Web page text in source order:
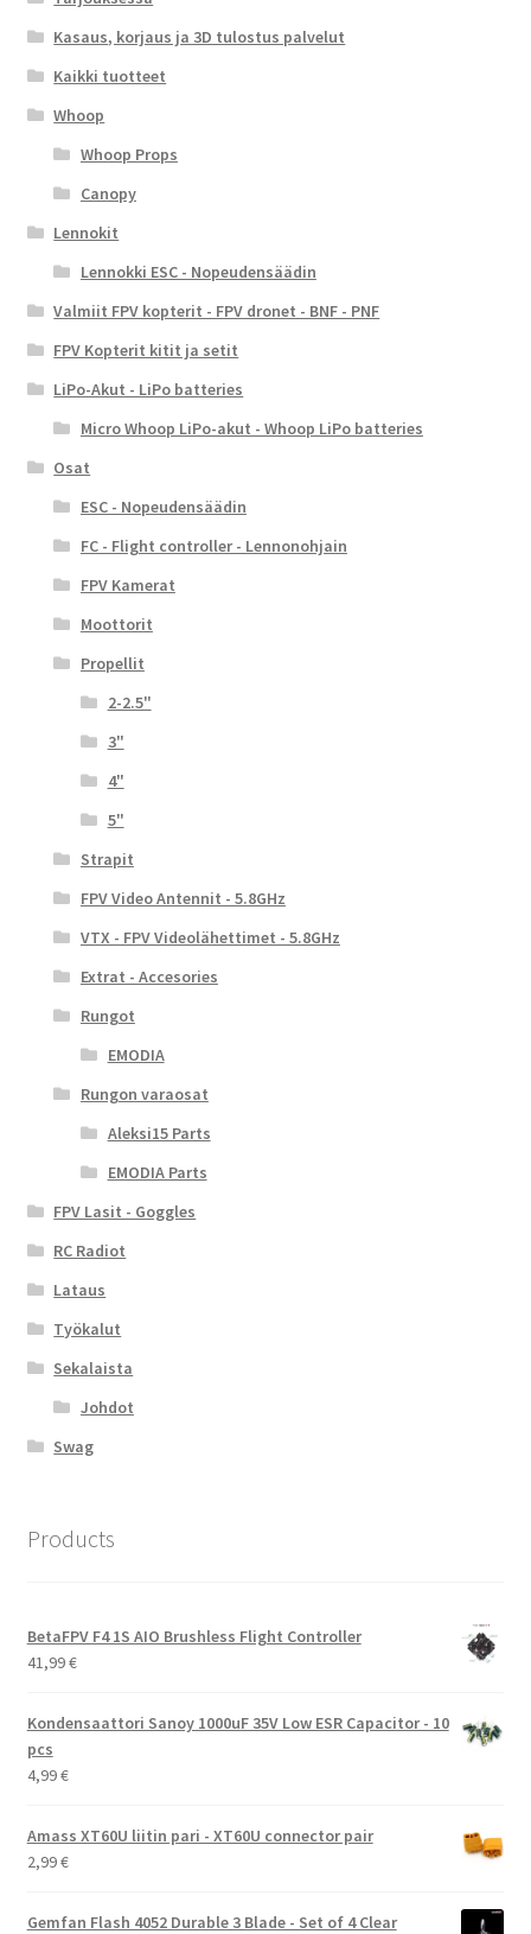
Kasaus, korjaus ja 3D tulostus palvelut
Kaikki tuotteet
Whoop
Whoop Props
Canopy
Lennokit
Lennokki ESC - Nopeudensäädin
Valmiit FPV kopterit - FPV dronet - BNF - PNF
FPV Kopterit kitit ja setit
LiPo-Akut - LiPo batteries
Micro Whoop LiPo-akut - Whoop LiPo batteries
Osat
ESC - Nopeudensäädin
FC - Flight controller - Lennonohjain
FPV Kamerat
Moottorit
Propellit
2-2.5"
3"
4"
5"
Strapit
FPV Video Antennit - 5.8GHz
VTX - FPV Videolähettimet - 5.8GHz
Extrat - Accesories
Rungot
EMODIA
Rungon varaosat
Aleksi15 Parts
EMODIA Parts
FPV Lasit - Goggles
RC Radiot
Lataus
Työkalut
Sekalaista
Johdot
Swag
Products
BetaFPV F4 1S AIO Brushless Flight Controller
41,99€
Kondensaattori Sanoy 1000uF 35V Low ESR Capacitor - 10
pcs
4,99€
Amass XT60U liitin pari - XT60U connector pair
2,99€
Gemfan Flash 4052 Durable 3 Blade - Set of 4 Clear